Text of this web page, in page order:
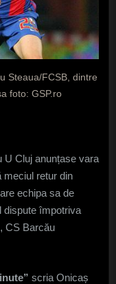
Steaua/FCSB, dintre
foto: GSP.ro
U Cluj anunțase vara
meciul retur din
echipa sa de
dispute împotriva
CS Barcău
scria Onicaș